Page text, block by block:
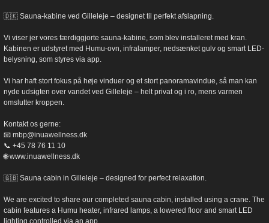
🇩🇰 Sauna-kabine ved Gilleleje – designet til perfekt afslapning.
Vi viser jer vores færdiggjorte sauna-kabine, som blev installeret med kran.
Kabinen er udstyret med Humu-ovn, infralamper, nedsænket gulv og smart LED-
belysning, som styres via app.
Vi har haft stort fokus på høje vinduer og et stort panoramavindue, så man kan
nyde udsigten over vandet ved Gilleleje – helt privat og i ro, mens varmen
omslutter kroppen.
Kontakt os gerne:
📧 mbp@inuawellness.dk
📞 +45 78 76 11 10
🌐 www.inuawellness.dk
🇬🇧 Sauna cabin in Gilleleje – designed for perfect relaxation.
We are excited to share our completed sauna cabin, installed using a crane. The
cabin features a Humu heater, infrared lamps, a lowered floor and smart LED